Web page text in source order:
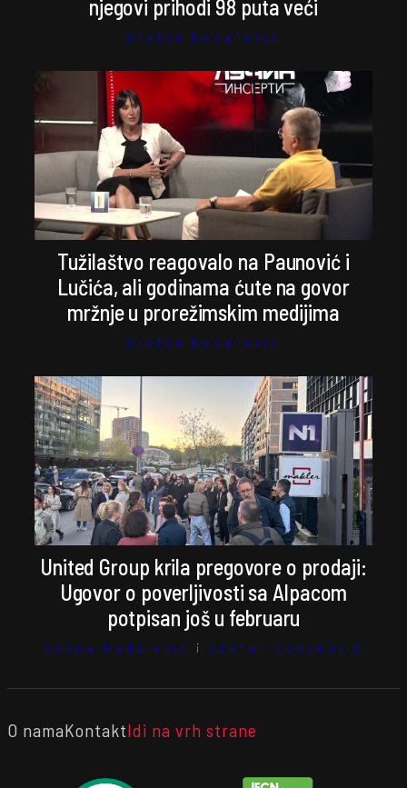
njegovi prihodi 98 puta veći
Stefan Kosanović
Tužilaštvo reagovalo na Paunović i
Lučića, ali godinama ćute na govor
mržnje u prorežimskim medijima
Stefan Kosanović
United Group krila pregovore o prodaji:
Ugovor o poverljivosti sa Alpacom
potpisan još u februaru
Vesna Radojević i Stefan Kosanović
O namaKontaktIdi na vrh strane